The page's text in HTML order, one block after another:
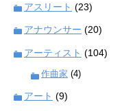
アスリート (23)
アナウンサー (20)
アーティスト (104)
作曲家 (4)
アート (9)